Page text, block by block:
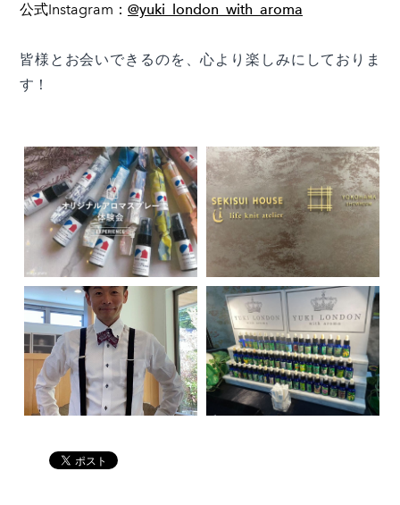
公式Instagram： @yuki_london_with_aroma
皆様とお会いできるのを、心より楽しみにしておりま
す！